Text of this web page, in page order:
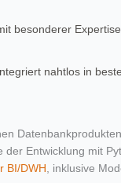
besonderer Expertise
nahtlos in
der Entwicklung mit
BI/DWH , inklusive